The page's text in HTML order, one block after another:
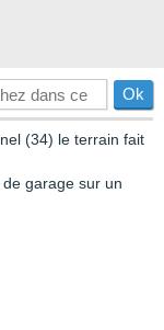
(34) le terrain fait
garage sur un